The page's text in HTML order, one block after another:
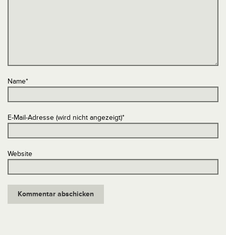
Name*
E-Mail-Adresse (wird nicht angezeigt)*
Website